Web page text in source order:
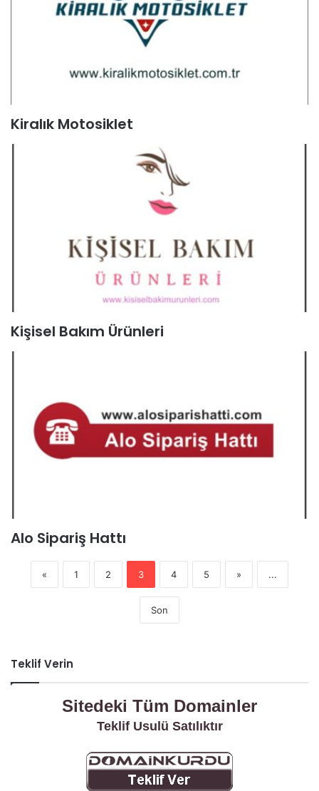
Kiralık Motosiklet
Kişisel Bakım Ürünleri
Alo Sipariş Hattı
« 1 2 3 4 5 » ...
Son
Teklif Verin
Sitedeki Tüm Domainler
Teklif Usulü Satılıktır